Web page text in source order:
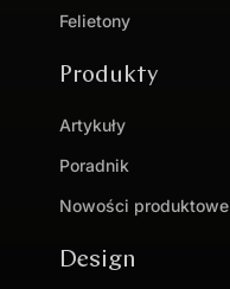
Felietony
Produkty
Artykuły
Poradnik
Nowości produktowe
Design